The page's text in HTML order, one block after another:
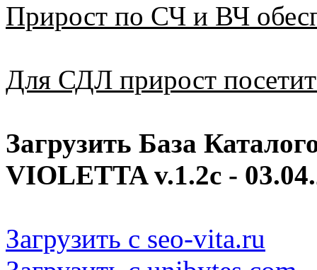
Прирост по СЧ и ВЧ
Для СДЛ прирост
Загрузить База
VIOLETTA v.1.2c -
Загрузить с seo-vita.ru